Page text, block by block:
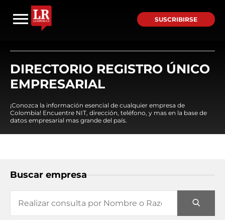
SUSCRIBIRSE
DIRECTORIO REGISTRO ÚNICO
EMPRESARIAL
¡Conozca la información esencial de cualquier empresa de
Colombia! Encuentre NIT, dirección, teléfono, y mas en la base de
datos empresarial mas grande del país.
Buscar empresa